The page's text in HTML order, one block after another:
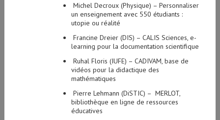
Michel Decroux (Physique) – Personnaliser
un enseignement avec 550 étudiants :
utopie ou réalité
Francine Dreier (DIS) – CALIS Sciences, e-
learning pour la documentation scientifique
Ruhal Floris (IUFE) – CADIVAM, base de
vidéos pour la didactique des
mathématiques
Pierre Lehmann (DiSTIC) – MERLOT,
bibliothèque en ligne de ressources
éducatives